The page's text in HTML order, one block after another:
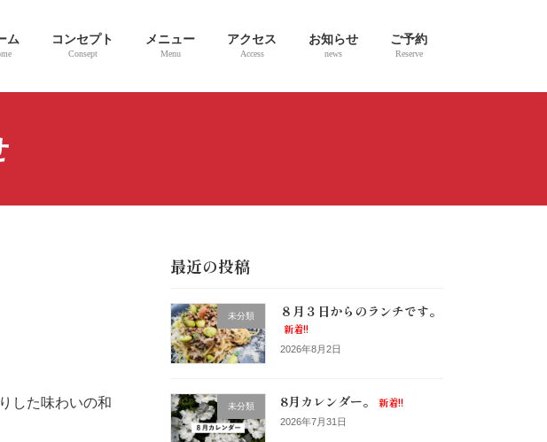
ム コンセプト
Consept
メニュー
Menu
アクセス
Access
お知らせ
news
ご予約
Reserve
した味わいの和
最近の投稿
未分類 ８月３日からのランチです。
新着!!
2026年8月2日
未分類 8月カレンダー。 新着!!
2026年7月31日